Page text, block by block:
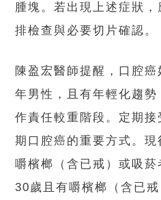
腫塊。若出現上述症狀
排檢查與必要切片確認。
陳盈宏醫師提醒，口腔
年男性，且有年輕化趨
作責任較重階段。定期
期口腔癌的重要方式。
嚼檳榔（含已戒）或吸
30歲且有嚼檳榔（含已